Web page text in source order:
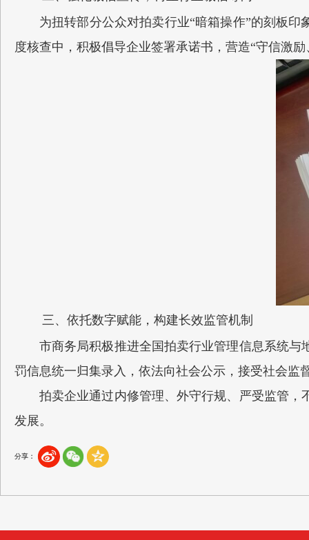
为扭转部分公众对拍卖行业“暗箱操作”的刻板
度核查中，积极倡导企业签署承诺书，营造“守信激
三、依托数字赋能，构建长效监管机制
市商务局积极推进全国拍卖行业管理信息系统
罚信息统一归集录入，依法向社会公示，接受社会监
拍卖企业通过内修管理、外守行规、严受监管
发展。
分享：